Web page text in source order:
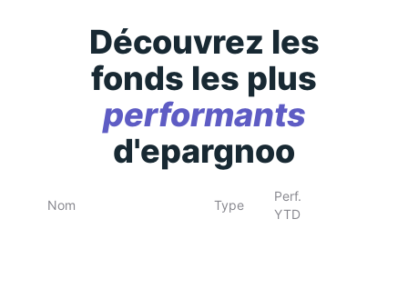
Découvrez les
fonds les plus
performants
d'epargnoo
Nom Type
Perf.
YTD